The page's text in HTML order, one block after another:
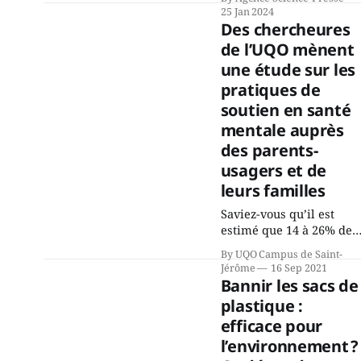
ont servi à quelque chose
en 2023 : ils ont fait
d’une recherche sur la
fonte des glaces de
l’Antarctique la
recherche scientifique
sur le climat la plus «
partagée » de 2023.
Quoiqu’ils lui ont fait
dire le contraire de
25 Jan 2024
Des chercheures
de l’UQO mènent
une étude sur les
pratiques de
soutien en santé
mentale auprès
des parents-
usagers et de
leurs familles
Saviez-vous qu’il est
estimé que 14 à 26% des
enfants de la population
générale ont un parent
atteint d’un trouble
mental ? Saviez-vous que
60% des demandes de
services en santé
mentale jeunesse
By UQO Campus de Saint-
Jérôme
16 Sep 2021
Bannir les sacs de
plastique :
efficace pour
l’environnement ?